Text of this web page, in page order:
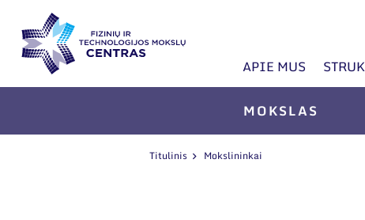
APIE MUS
MOKSLAS
Titulinis Mokslininkai